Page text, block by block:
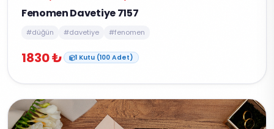
Fenomen Davetiye 7157
#düğün #davetiye #fenomen
1830 ₺ 1 Kutu (100 Adet)